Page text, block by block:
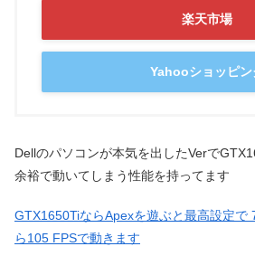
楽天市場
Yahooショッピン
Dellのパソコンが本気を出したVerで
余裕で動いてしまう性能を持ってます
GTX1650TiならApexを遊ぶと最高設定で
ら105 FPSで動きます